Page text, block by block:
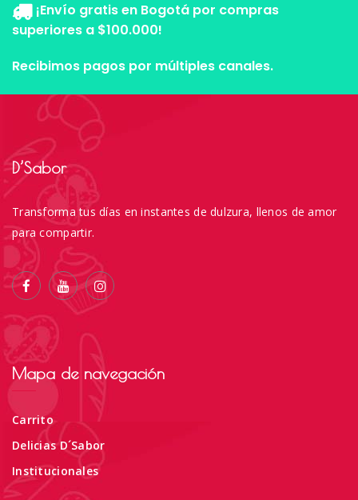
¡Envío gratis en Bogotá por compras
superiores a $100.000!
Recibimos pagos por múltiples canales.
D’Sabor
Transforma tus días en instantes de dulzura, llenos de amor
para compartir.
Mapa de navegación
Carrito
Delicias D´Sabor
Institucionales